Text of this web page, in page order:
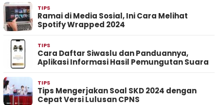
TIPS
Ramai di Media Sosial, Ini Cara Melihat
Spotify Wrapped 2024
TIPS
Cara Daftar Siwaslu dan Panduannya,
Aplikasi Informasi Hasil Pemungutan Suara
TIPS
Tips Mengerjakan Soal SKD 2024 dengan
Cepat Versi Lulusan CPNS